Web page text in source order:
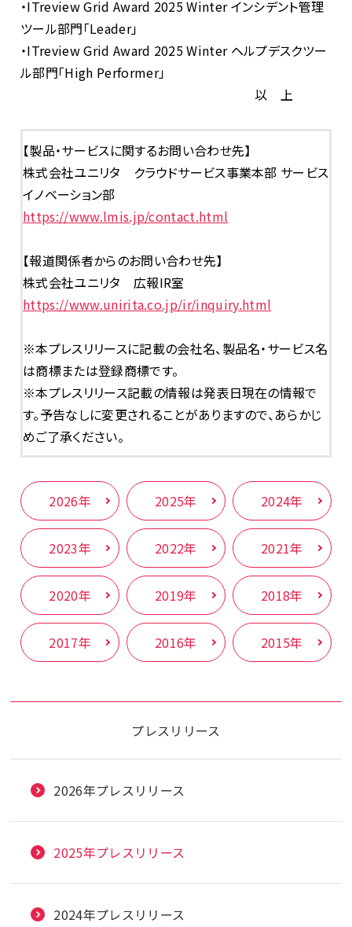
・ITreview Grid Award 2025 Winterインシデント管理
ツール部門「Leader」
・ITreview Grid Award 2025 Winter ヘルプデスクツー
ル部門「High Performer」
以 上
【製品・サービスに関するお問い合わせ先】
株式会社ユニリタ クラウドサービス事業本部 サービス
イノベーション部
https://www.lmis.jp/contact.html
【報道関係者からのお問い合わせ先】
株式会社ユニリタ 広報IR室
https://www.unirita.co.jp/ir/inquiry.html
※本プレスリリースに記載の会社名、製品名・サービス名
は商標または登録商標です。
※本プレスリリース記載の情報は発表日現在の情報で
す。予告なしに変更されることがありますので、あらかじ
めご了承ください。
2026年 2025年 2024年
2023年 2022年 2021年
2020年 2019年 2018年
2017年 2016年 2015年
プレスリリース
2026年プレスリリース
2025年プレスリリース
2024年プレスリリース